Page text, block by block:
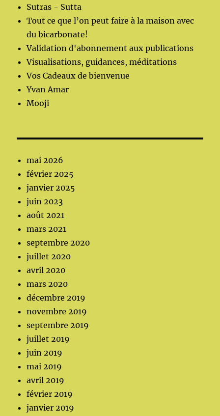
Sutras - Sutta
Tout ce que l’on peut faire à la maison avec
du bicarbonate!
Validation d'abonnement aux publications
Visualisations, guidances, méditations
Vos Cadeaux de bienvenue
Yvan Amar
Mooji
mai 2026
février 2025
janvier 2025
juin 2023
août 2021
mars 2021
septembre 2020
juillet 2020
avril 2020
mars 2020
décembre 2019
novembre 2019
septembre 2019
juillet 2019
juin 2019
mai 2019
avril 2019
février 2019
janvier 2019